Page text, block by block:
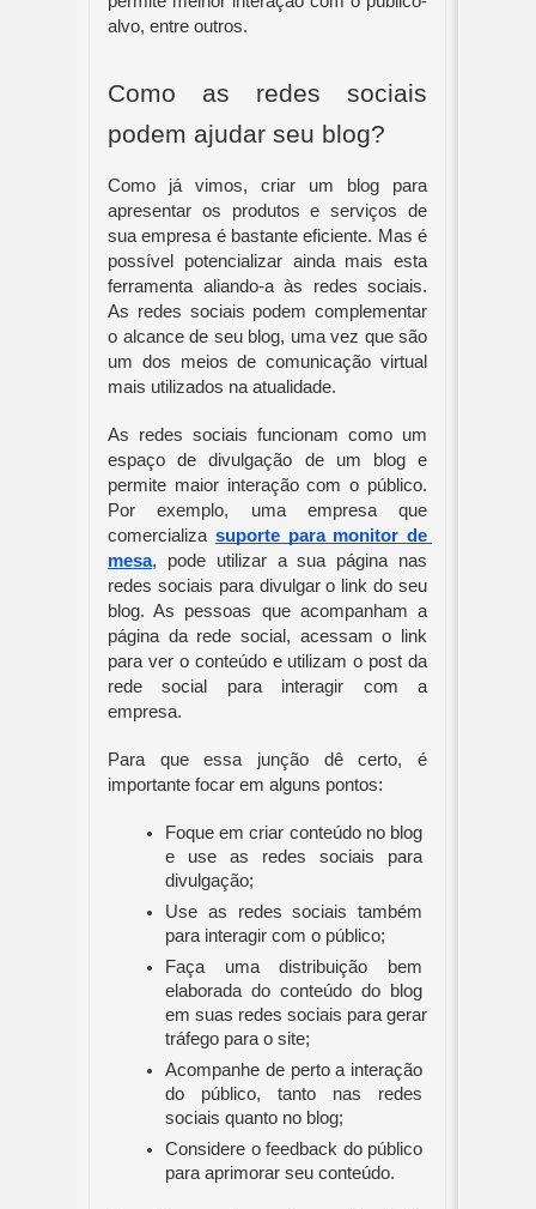
alvo, entre outros.
Como as redes sociais
podem ajudar seu blog?
Como já vimos, criar um blog para
apresentar os produtos e serviços de
sua empresa é bastante eficiente. Mas é
possível potencializar ainda mais esta
ferramenta aliando-a às redes sociais.
As redes sociais podem complementar
o alcance de seu blog, uma vez que são
um dos meios de comunicação virtual
mais utilizados na atualidade.
As redes sociais funcionam como um
espaço de divulgação de um blog e
permite maior interação com o público.
Por exemplo, uma empresa que
comercializa suporte para monitor de
mesa, pode utilizar a sua página nas
redes sociais para divulgar o link do seu
blog. As pessoas que acompanham a
página da rede social, acessam o link
para ver o conteúdo e utilizam o post da
rede social para interagir com a
empresa.
Para que essa junção dê certo, é
importante focar em alguns pontos:
Foque em criar conteúdo no blog
e use as redes sociais para
divulgação;
Use as redes sociais também
para interagir com o público;
Faça uma distribuição bem
elaborada do conteúdo do blog
em suas redes sociais para gerar
tráfego para o site;
Acompanhe de perto a interação
do público, tanto nas redes
sociais quanto no blog;
Considere o feedback do público
para aprimorar seu conteúdo.